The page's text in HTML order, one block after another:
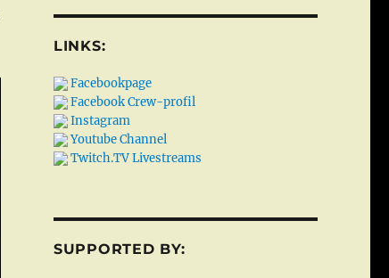
LINKS:
Facebookpage
Facebook Crew-profil
Instagram
Youtube Channel
Twitch.TV Livestreams
SUPPORTED BY: